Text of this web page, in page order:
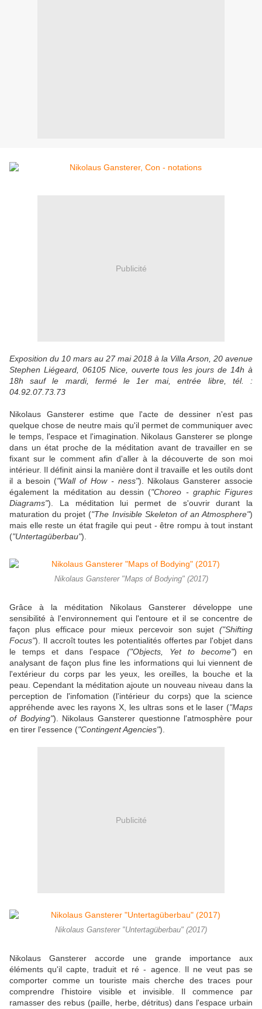
Publicité
Exposition du 10 mars au 27 mai 2018 à la Villa Arson, 20 avenue
Stephen Liégeard, 06105 Nice, ouverte tous les jours de 14h à
18h sauf le mardi, fermé le 1er mai, entrée libre, tél. :
04.92.07.73.73
Nikolaus Gansterer estime que l'acte de dessiner n'est pas
quelque chose de neutre mais qu'il permet de communiquer avec
le temps, l'espace et l'imagination. Nikolaus Gansterer se plonge
dans un état proche de la méditation avant de travailler en se
fixant sur le comment afin d'aller à la découverte de son moi
intérieur. Il définit ainsi la manière dont il travaille et les outils dont
il a besoin ("Wall of How - ness"). Nikolaus Gansterer associe
également la méditation au dessin ("Choreo - graphic Figures
Diagrams"). La méditation lui permet de s'ouvrir durant la
maturation du projet ("The Invisible Skeleton of an Atmosphere")
mais elle reste un état fragile qui peut - être rompu à tout instant
("Untertagüberbau").
Nikolaus Gansterer "Maps of Bodying" (2017)
Grâce à la méditation Nikolaus Gansterer développe une
sensibilité à l'environnement qui l'entoure et il se concentre de
façon plus efficace pour mieux percevoir son sujet ("Shifting
Focus"). Il accroît toutes les potentialités offertes par l'objet dans
le temps et dans l'espace ("Objects, Yet to become") en
analysant de façon plus fine les informations qui lui viennent de
l'extérieur du corps par les yeux, les oreilles, la bouche et la
peau. Cependant la méditation ajoute un nouveau niveau dans la
perception de l'infomation (l'intérieur du corps) que la science
appréhende avec les rayons X, les ultras sons et le laser ("Maps
of Bodying"). Nikolaus Gansterer questionne l'atmosphère pour
en tirer l'essence ("Contingent Agencies").
Publicité
Nikolaus Gansterer "Untertagüberbau" (2017)
Nikolaus Gansterer accorde une grande importance aux
éléments qu'il capte, traduit et ré - agence. Il ne veut pas se
comporter comme un touriste mais cherche des traces pour
comprendre l'histoire visible et invisible. Il commence par
ramasser des rebus (paille, herbe, détritus) dans l'espace urbain